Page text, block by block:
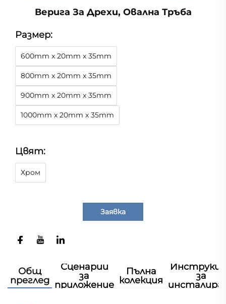
Верига За Дрехи, Овална Тръба
Размер:
600mm x 20mm x 35mm
800mm x 20mm x 35mm
900mm x 20mm x 35mm
1000mm x 20mm x 35mm
Цвят:
Хром
Заявка
Общ
преглед
Сценарии
за
приложение
Пълна
колекция
за